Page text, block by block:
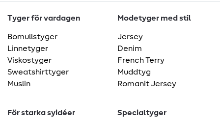
Tyger för vardagen
Bomullstyger
Linnetyger
Viskostyger
Sweatshirttyger
Muslin
Modetyger med stil
Jersey
Denim
French Terry
Muddtyg
Romanit Jersey
För starka syidéer Specialtyger